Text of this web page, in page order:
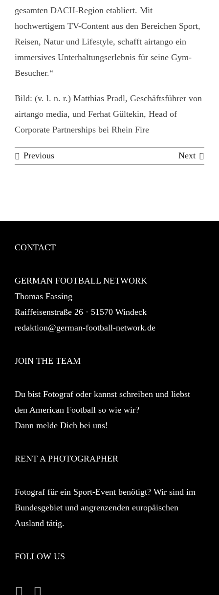
gesamten DACH-Region etabliert. Mit
hochwertigem TV-Content aus den Bereichen Sport,
Reisen, Natur und Lifestyle, schafft airtango ein
immersives Unterhaltungserlebnis für seine Gym-
Besucher.“
Bild: (v. l. n. r.) Matthias Pradl, Geschäftsführer von
airtango media, und Ferhat Gültekin, Head of
Corporate Partnerships bei Rhein Fire
Previous Next
CONTACT
GERMAN FOOTBALL NETWORK
Thomas Fassing
Raiffeisenstraße 26 · 51570 Windeck
redaktion@german-football-network.de
JOIN THE TEAM
Du bist Fotograf oder kannst schreiben und liebst
den American Football so wie wir?
Dann melde Dich bei uns!
RENT A PHOTOGRAPHER
Fotograf für ein Sport-Event benötigt? Wir sind im
Bundesgebiet und angrenzenden europäischen
Ausland tätig.
FOLLOW US